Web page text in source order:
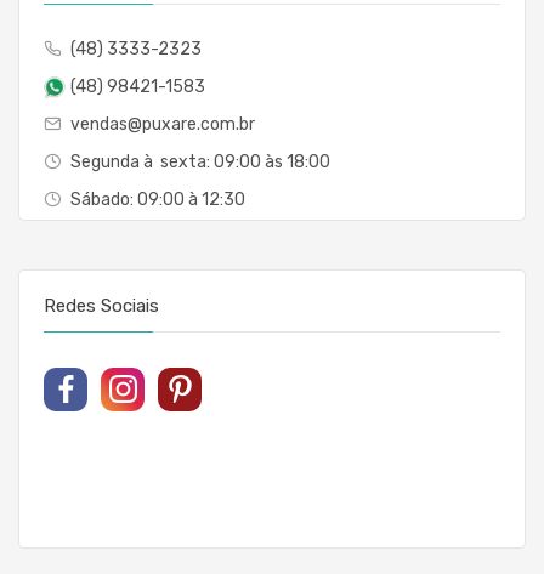
(48) 3333-2323
(48) 98421-1583
vendas@puxare.com.br
Segunda à sexta: 09:00 às 18:00
Sábado: 09:00 à 12:30
Redes Sociais